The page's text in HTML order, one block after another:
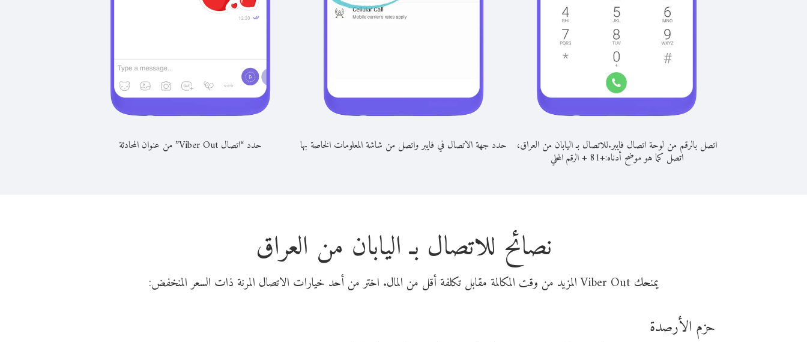
اتصل بالرقم من لوحة اتصال فايبر.للاتصال بـ اليابان من العراق،
اتصل كما هو موضح أدناه:+
81
+الرقم المحلي
حدد جهة الاتصال في فايبر واتصل من شاشة المعلومات الخاصة بها حدد “اتصال Viber Out” من عنوان المحادثة
نصائح للاتصال بـ اليابان من العراق
يمنحك Viber Out المزيد من وقت المكالمة مقابل تكلفة أقل من المال. اختر من أحد خيارات الاتصال المرنة ذات السعر المنخفض:
حزم الأرصدة